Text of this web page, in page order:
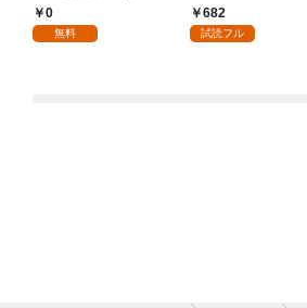
り！？(1)
0
無料
682
試読フル